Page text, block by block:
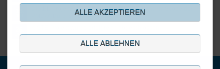
DiStEL-Projekts bei Bosch in Renningen stand im Scope der
PMD-X-Durchstichprojekte
JUN
ALLE AKZEPTIEREN
ALLE ABLEHNEN